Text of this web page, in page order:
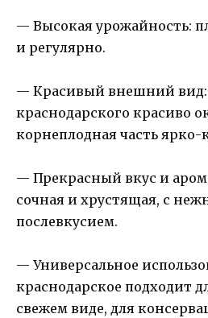
— Высокая урожайность:
и регулярно.
— Красивый внешний вид:
краснодарского красиво
корнеплодная часть ярко-
— Прекрасный вкус и
сочная и хрустящая, с
послевкусием.
— Универсальное
краснодарское подходит
свежем виде, для